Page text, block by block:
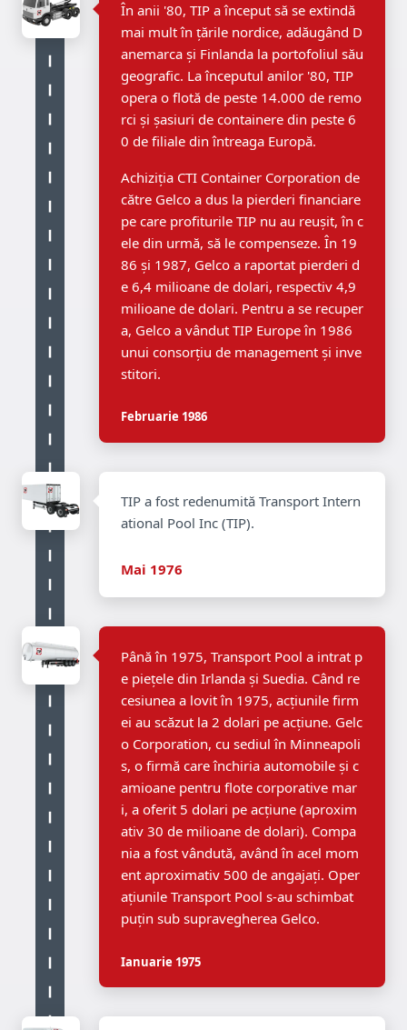
În anii '80, TIP a început să se extindă
mai mult în țările nordice, adăugând D
anemarca și Finlanda la portofoliul său
geografic. La începutul anilor '80, TIP
opera o flotă de peste 14.000 de remo
rci și șasiuri de containere din peste 6
0 de filiale din întreaga Europă.
Achiziția CTI Container Corporation de
către Gelco a dus la pierderi financiare
pe care profiturile TIP nu au reușit, în c
ele din urmă, să le compenseze. În 19
86 și 1987, Gelco a raportat pierderi d
e 6,4 milioane de dolari, respectiv 4,9
milioane de dolari. Pentru a se recuper
a, Gelco a vândut TIP Europe în 1986
unui consorțiu de management și inve
stitori.
Februarie 1986
TIP a fost redenumită Transport Intern
ational Pool Inc (TIP).
Mai 1976
Până în 1975, Transport Pool a intrat p
e piețele din Irlanda și Suedia. Când re
cesiunea a lovit în 1975, acțiunile firm
ei au scăzut la 2 dolari pe acțiune. Gelc
o Corporation, cu sediul în Minneapoli
s, o firmă care închiria automobile și c
amioane pentru flote corporative mar
i, a oferit 5 dolari pe acțiune (aproxim
ativ 30 de milioane de dolari). Compa
nia a fost vândută, având în acel mom
ent aproximativ 500 de angajați. Oper
ațiunile Transport Pool s-au schimbat
puțin sub supravegherea Gelco.
Ianuarie 1975